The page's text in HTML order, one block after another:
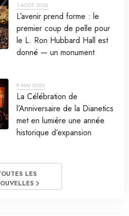
1 AOÛT 2026
L’avenir prend forme : le
premier coup de pelle pour
le L. Ron Hubbard Hall est
donné — un monument
9 MAI 2026
La Célébration de
l’Anniversaire de la Dianetics
met en lumière une année
historique d’expansion
LES